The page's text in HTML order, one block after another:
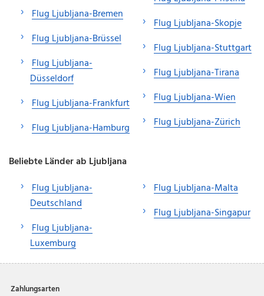
Flug Ljubljana-Bremen
Flug Ljubljana-Brüssel
Flug Ljubljana-
Düsseldorf
Flug Ljubljana-Frankfurt
Flug Ljubljana-Hamburg
Flug Ljubljana-Skopje
Flug Ljubljana-Stuttgart
Flug Ljubljana-Tirana
Flug Ljubljana-Wien
Flug Ljubljana-Zürich
Beliebte Länder ab Ljubljana
Flug Ljubljana-
Deutschland
Flug Ljubljana-
Luxemburg
Flug Ljubljana-Malta
Flug Ljubljana-Singapur